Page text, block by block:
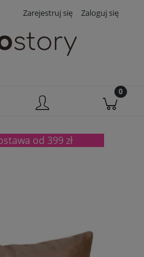
Zarejestruj się Zaloguj się
od 399 zł